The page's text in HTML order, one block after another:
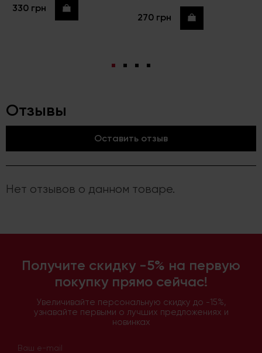
330 грн Купить
270 грн Купить
Отзывы
Оставить отзыв
Нет отзывов о данном товаре.
Получите скидку -5% на первую
покупку прямо сейчас!
Увеличивайте персональную скидку до -15%,
узнавайте первыми о лучших предложениях и
новинках